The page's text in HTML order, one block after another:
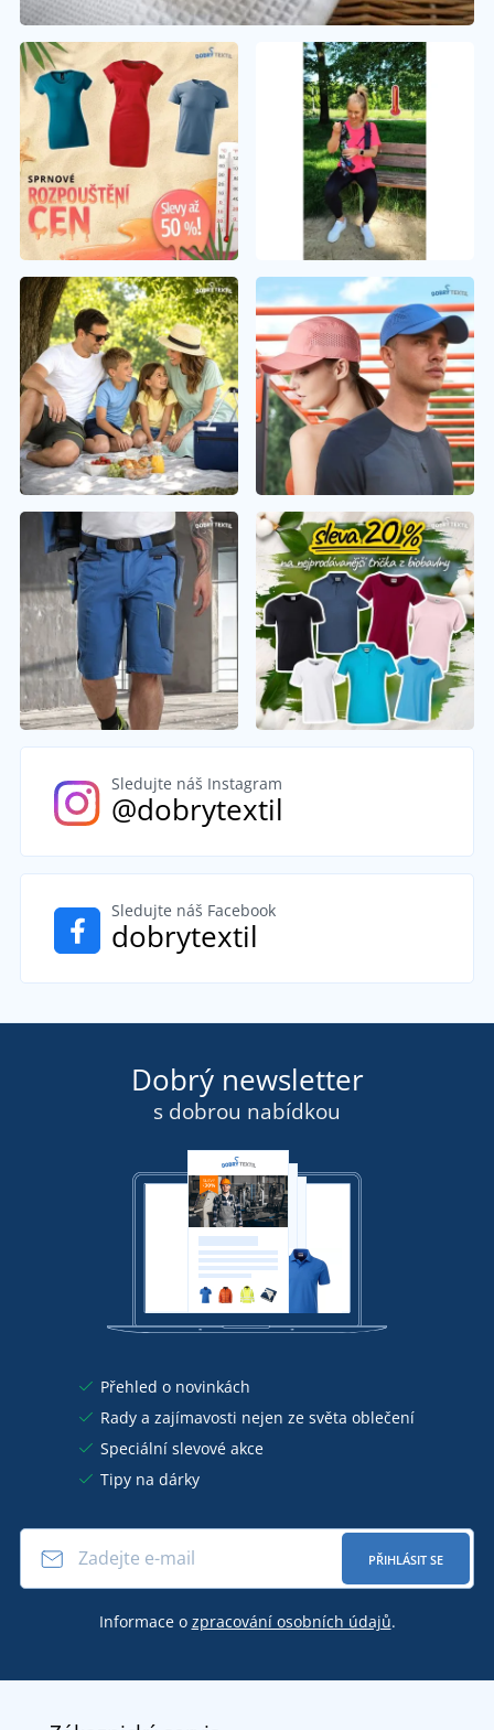
Sledujte náš Instagram
@dobrytextil
Sledujte náš Facebook
dobrytextil
Dobrý newsletter
s dobrou nabídkou
Přehled o novinkách
Rady a zajímavosti nejen ze světa oblečení
Speciální slevové akce
Tipy na dárky
PŘIHLÁSIT SE
Informace o zpracování osobních údajů.